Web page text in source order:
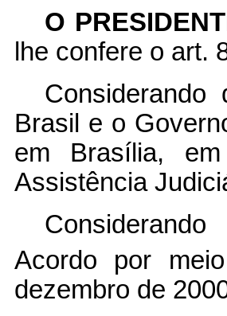
O
lhe confere o art.
Brasil e o
em Brasília,
Assistência
Acordo por
dezembro de